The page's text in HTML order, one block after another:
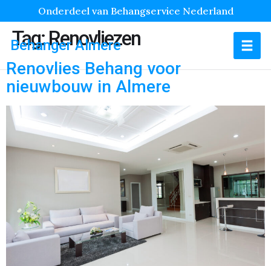
Onderdeel van Behangservice Nederland
Behanger Almere
Tag:Renovliezen
Renovlies Behang voor
nieuwbouw in Almere